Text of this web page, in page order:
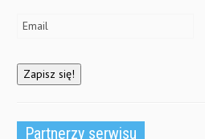
Partnerzy serwisu